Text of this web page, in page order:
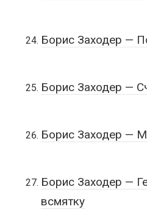
Борис Заходер —
Борис Заходер —
Борис Заходер —
Борис Заходер —
всмятку